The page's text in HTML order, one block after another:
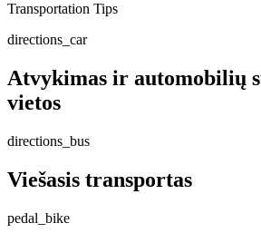
Transportation Tips
directions_car
Atvykimas ir automobilių
vietos
directions_bus
Viešasis transportas
pedal_bike